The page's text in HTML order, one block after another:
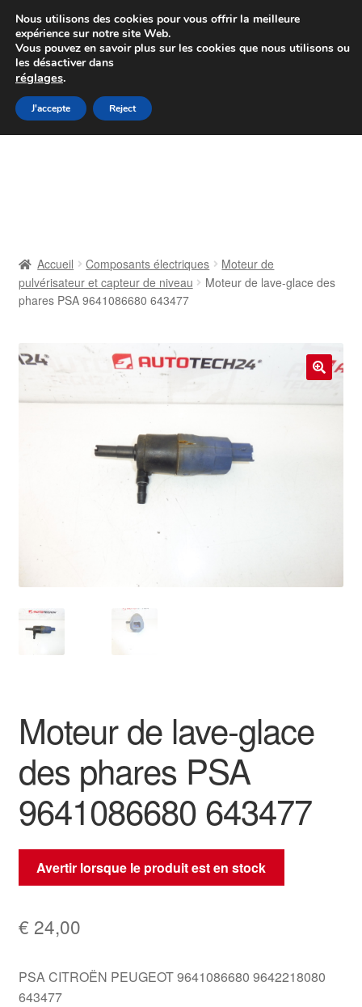
Colissimo livraison à partir de 7 EUR
Du lundi au vendredi de 9 h à 16 h
Aller
à
Aller
au
Contact
Livraison internationale
Plainte
Politique de confidentialité
Procédure de Réclamation
Accueil Composants électriques
Moteur de
pulvérisateur et capteur de niveau
Moteur de lave-glace des
phares PSA 9641086680 643477
Moteur de lave-glace
des phares PSA
9641086680 643477
Avertir lorsque le produit est en stock
€ 24,00
PSA CITROËN PEUGEOT 9641086680 9642218080
643477
Nous utilisons des cookies pour vous offrir la meilleure
expérience sur notre site Web.
Vous pouvez en savoir plus sur les cookies que nous utilisons ou
les désactiver dans
réglages.
J'accepte Reject